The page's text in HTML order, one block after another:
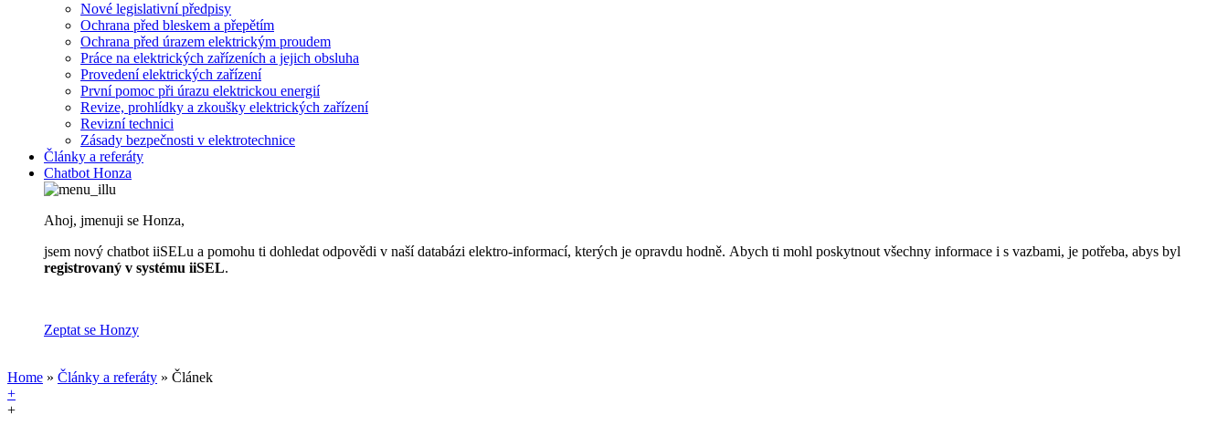
Nové legislativní předpisy
Ochrana před bleskem a přepětím
Ochrana před úrazem elektrickým proudem
Práce na elektrických zařízeních a jejich obsluha
Provedení elektrických zařízení
První pomoc při úrazu elektrickou energií
Revize, prohlídky a zkoušky elektrických zařízení
Revizní technici
Zásady bezpečnosti v elektrotechnice
Články a referáty
Chatbot Honza
Ahoj, jmenuji se Honza,
jsem nový chatbot iiSELu a pomohu ti dohledat odpovědi v naší databázi elektro-informací, kterých je opravdu hodně. Abych ti mohl poskytnout všechny informace i s vazbami, je potřeba, abys byl
registrovaný v systému iiSEL.
Zeptat se Honzy
Home » Články a referáty » Článek
+
+